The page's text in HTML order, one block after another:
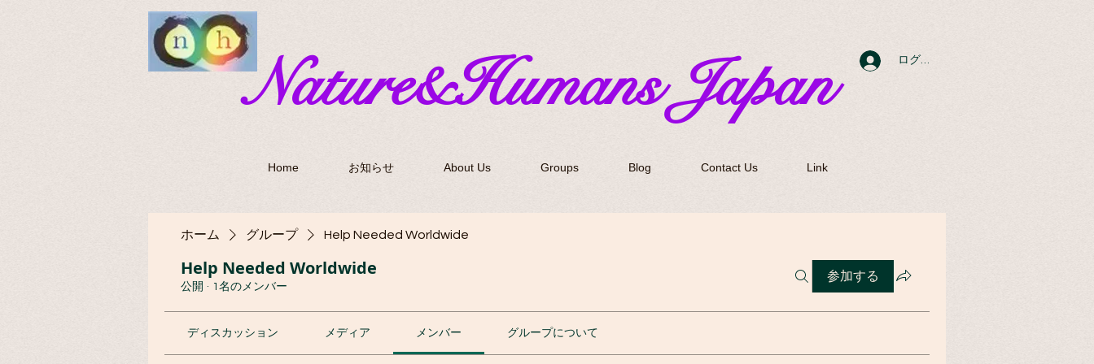
​Nature&Humans Japan ログイン
Home お知らせ About Us Groups Blog Contact Us Link
ホーム グループ Help Needed Worldwide
Help Needed Worldwide
公開 · 1名のメンバー
参加する
ディスカッション メディア メンバー グループについて